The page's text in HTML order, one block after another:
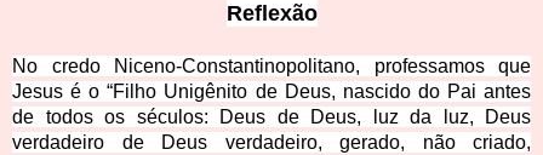
Reflexão
No credo Niceno-Constantinopolitano, professamos que
Jesus é o “Filho Unigênito de Deus, nascido do Pai antes
de todos os séculos: Deus de Deus, luz da luz, Deus
verdadeiro de Deus verdadeiro, gerado, não criado,